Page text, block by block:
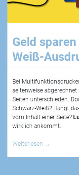
Geld
Weiß-
Bei
seitenweise
Seiten unterschieden.
Schwarz-Weiß? Hängt
vom Inhalt einer Seite?
wirklich ankommt.
Weiterlesen →